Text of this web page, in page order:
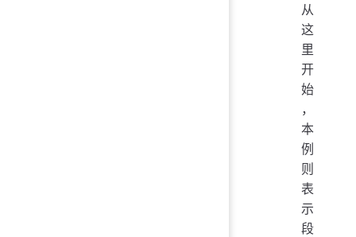
从
这
里
开
始
，
本
例
则
表
示
段